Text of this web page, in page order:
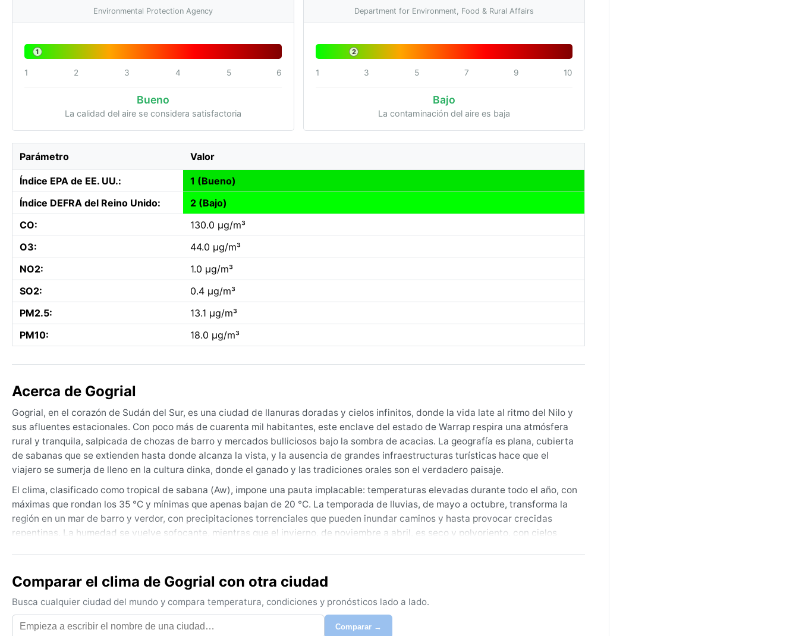
Environmental Protection Agency
1
1 2 3 4 5 6
Bueno
La calidad del aire se considera satisfactoria
Department for Environment, Food & Rural Affairs
2
1 3 5 7 9 10
Bajo
La contaminación del aire es baja
Parámetro Valor
Índice EPA de EE. UU.:
1 (Bueno)
Índice DEFRA del Reino Unido:
2 (Bajo)
CO:
130.0 µg/m³
O3:
44.0 µg/m³
NO2:
1.0 µg/m³
SO2:
0.4 µg/m³
PM2.5:
13.1 µg/m³
PM10:
18.0 µg/m³
Acerca de Gogrial
Gogrial, en el corazón de Sudán del Sur, es una ciudad de llanuras doradas y cielos infinitos, donde la vida late al ritmo del Nilo y
sus afluentes estacionales. Con poco más de cuarenta mil habitantes, este enclave del estado de Warrap respira una atmósfera
rural y tranquila, salpicada de chozas de barro y mercados bulliciosos bajo la sombra de acacias. La geografía es plana, cubierta
de sabanas que se extienden hasta donde alcanza la vista, y la ausencia de grandes infraestructuras turísticas hace que el
viajero se sumerja de lleno en la cultura dinka, donde el ganado y las tradiciones orales son el verdadero paisaje.
El clima, clasificado como tropical de sabana (Aw), impone una pauta implacable: temperaturas elevadas durante todo el año, con
máximas que rondan los 35 °C y mínimas que apenas bajan de 20 °C. La temporada de lluvias, de mayo a octubre, transforma la
región en un mar de barro y verdor, con precipitaciones torrenciales que pueden inundar caminos y hasta provocar crecidas
repentinas. La humedad se vuelve sofocante, mientras que el invierno, de noviembre a abril, es seco y polvoriento, con cielos
El mejor momento para una visita, desde el punto de vista meteorológico, es la estación seca, entre diciembre y febrero, cuando
el sol brilla sin interrupción y los caminos son transitables. No obstante, hay que estar preparado para los vientos cargados de
polvo que a veces reducen la visibilidad. Durante la temporada húmeda, las tormentas eléctricas son frecuentes y el paisaje se
vuelve un desafío logístico, aunque resulta impresionante ver cómo la sabana reverdece. En Gogrial no hay huracanes ni sirocos,
Comparar el clima de Gogrial con otra ciudad
Busca cualquier ciudad del mundo y compara temperatura, condiciones y pronósticos lado a lado.
Comparar →